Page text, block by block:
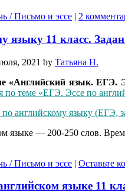
/ Письмо и эссе | 2
языку 11 класс.
2021 by Татьяна Н.
«Английский язык. ЕГЭ.
по теме «ЕГЭ. Эссе по
по английскому языку (ЕГЭ,
языке — 200-250 слов.
/ Письмо и эссе | Оставьте
языке 11